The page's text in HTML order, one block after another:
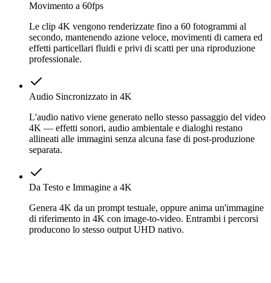
Movimento a 60fps
Le clip 4K vengono renderizzate fino a 60 fotogrammi al
secondo, mantenendo azione veloce, movimenti di camera ed
effetti particellari fluidi e privi di scatti per una riproduzione
professionale.
Audio Sincronizzato in 4K
L'audio nativo viene generato nello stesso passaggio del video
4K — effetti sonori, audio ambientale e dialoghi restano
allineati alle immagini senza alcuna fase di post-produzione
separata.
Da Testo e Immagine a 4K
Genera 4K da un prompt testuale, oppure anima un'immagine
di riferimento in 4K con image-to-video. Entrambi i percorsi
producono lo stesso output UHD nativo.